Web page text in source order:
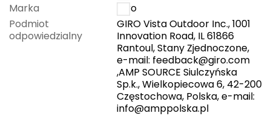
Haago
Marka
Giro
Podmiot
odpowiedzialny
GIRO Vista Outdoor Inc., 1001
Innovation Road, IL 61866
Rantoul, Stany Zjednoczone,
e-mail: feedback@giro.com
,AMP SOURCE Siulczyńska
Sp.k., Wielkopiecowa 6, 42-200
Częstochowa, Polska, e-mail:
info@amppolska.pl